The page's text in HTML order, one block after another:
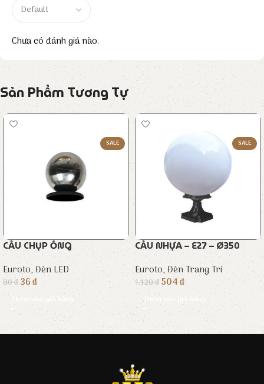
Chưa có đánh giá nào.
Sản Phẩm Tương Tự
SALE
CẦU CHỤP ỐNG
Euroto, Đèn LED
80₫36₫
Thêm vào giỏ hàng
SALE
CẦU NHỰA – E27 – Ø350
Euroto,Đèn Trang Trí
1.120₫504₫
Thêm vào giỏ hàng